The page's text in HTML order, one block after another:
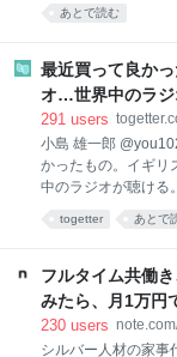
主義の手先となっ
もの」です。 ただ
で、プライムデーの
ル）なので、琴線に
ださい。 ※このペー
一部収益がサイトに
がとうございます！
あとで読む
最近買って良か
オ…世界中のラジ
り物理的な機械
291 users
小島 雄一郎
かったもの。イギリ
中のラジオが聴ける
と、その国の雰囲
こっちがいい。
10:48:11
togetter あとで
フルタイム共働
みたら、月1万円
した話。｜みず
230 users
シルバー人材の家事